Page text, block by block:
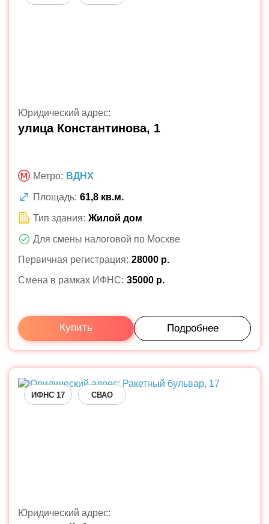
Юридический адрес:
улица Константинова, 1
Метро: ВДНХ
Площадь: 61,8 кв.м.
Тип здания: Жилой дом
Для смены налоговой по Москве
Первичная регистрация: 28000 р.
Смена в рамках ИФНС: 35000 р.
Купить Подробнее
ИФНС 17 СВАО
Юридический адрес: